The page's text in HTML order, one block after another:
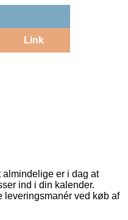
Link
er i dag at
ind i din kalender.
leveringsmanér ved køb af